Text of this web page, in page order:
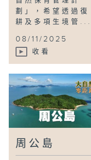
劃」，希望透過復
耕及多項生境管...
08/11/2025
收看
周公島